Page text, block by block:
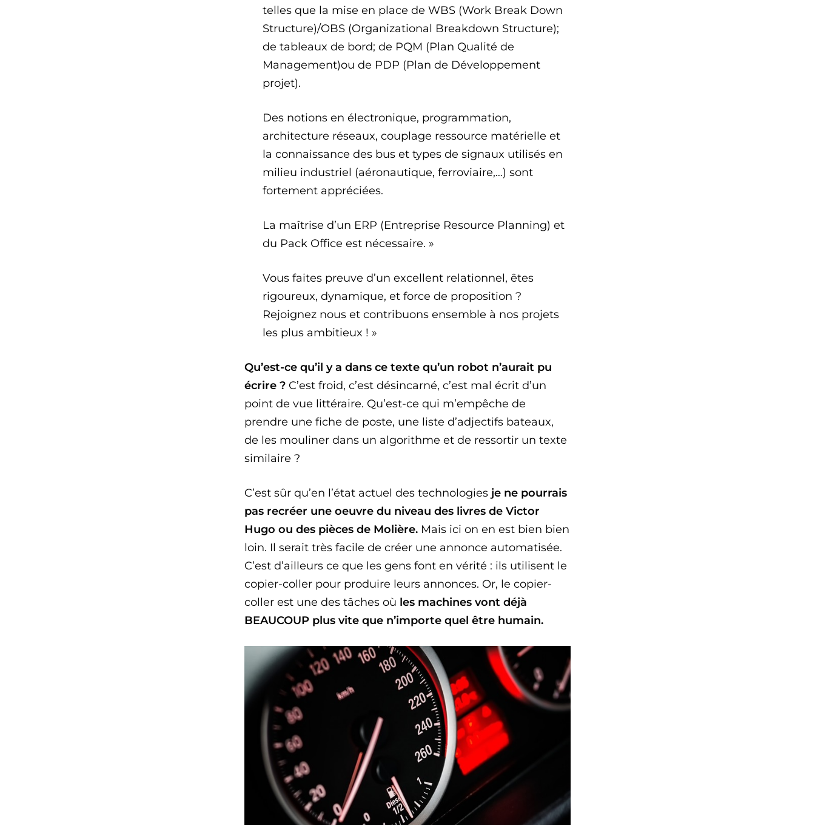
telles que la mise en place de WBS (Work Break Down
Structure)/OBS (Organizational Breakdown Structure);
de tableaux de bord; de PQM (Plan Qualité de
Management)ou de PDP (Plan de Développement
projet).
Des notions en électronique, programmation,
architecture réseaux, couplage ressource matérielle et
la connaissance des bus et types de signaux utilisés en
milieu industriel (aéronautique, ferroviaire,…) sont
fortement appréciées.
La maîtrise d’un ERP (Entreprise Resource Planning) et
du Pack Office est nécessaire. »
Vous faites preuve d’un excellent relationnel, êtes
rigoureux, dynamique, et force de proposition ?
Rejoignez nous et contribuons ensemble à nos projets
les plus ambitieux ! »
Qu’est-ce qu’il y a dans ce texte qu’un robot n’aurait pu
écrire ? C’est froid, c’est désincarné, c’est mal écrit d’un
point de vue littéraire. Qu’est-ce qui m’empêche de
prendre une fiche de poste, une liste d’adjectifs bateaux,
de les mouliner dans un algorithme et de ressortir un texte
similaire ?
C’est sûr qu’en l’état actuel des technologies je ne pourrais
pas recréer une oeuvre du niveau des livres de Victor
Hugo ou des pièces de Molière. Mais ici on en est bien bien
loin. Il serait très facile de créer une annonce automatisée.
C’est d’ailleurs ce que les gens font en vérité : ils utilisent le
copier-coller pour produire leurs annonces. Or, le copier-
coller est une des tâches où les machines vont déjà
BEAUCOUP plus vite que n’importe quel être humain.